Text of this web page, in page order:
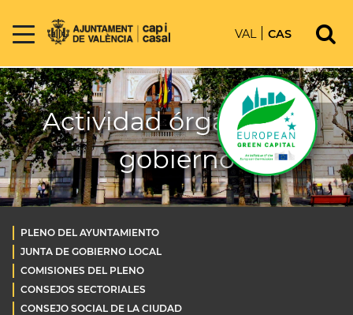
VAL CAS
Actividad órganos de
gobierno
PLENO DEL AYUNTAMIENTO
JUNTA DE GOBIERNO LOCAL
COMISIONES DEL PLENO
CONSEJOS SECTORIALES
CONSEJO SOCIAL DE LA CIUDAD